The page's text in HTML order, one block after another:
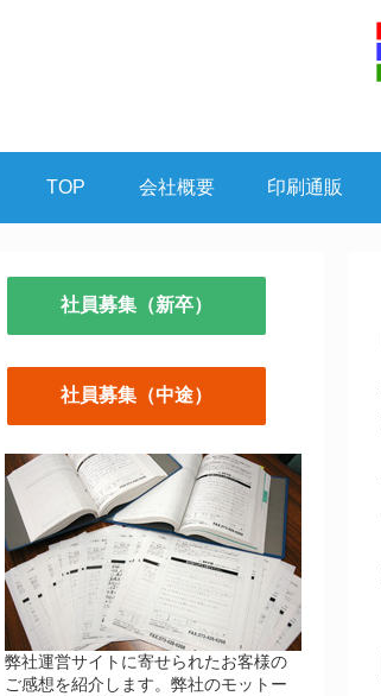
TOP 会社概要 印刷通販
社員募集（新卒）
社員募集（中途）
弊社運営サイトに寄せられたお客様の
ご感想を紹介します。弊社のモットー